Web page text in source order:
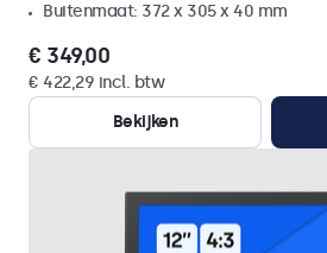
Buitenmaat: 372 x 305 x 40 mm
€ 349,00
€ 422,29 incl. btw
Bekijken